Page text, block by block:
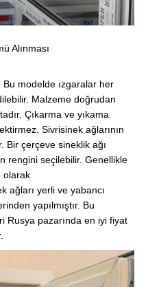
Alınması
modelde ızgaralar her
Malzeme doğrudan
Çıkarma ve yıkama
Sivrisinek ağlarının
Bir çerçeve sineklik ağı
rengini seçilebilir. Genellikle
olarak
ağları yerli ve yabancı
yapılmıştır. Bu
Rusya pazarında en iyi fiyat